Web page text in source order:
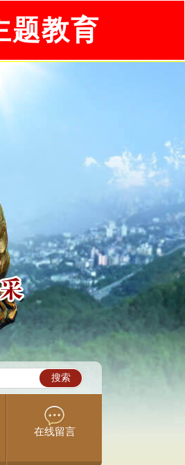
题教育
在线留言